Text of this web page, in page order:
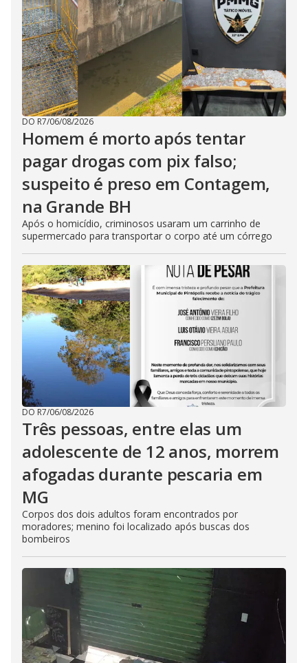
DO R7/06/08/2026
Homem é morto após tentar
pagar drogas com pix falso;
suspeito é preso em Contagem,
na Grande BH
Após o homicídio, criminosos usaram um carrinho de
supermercado para transportar o corpo até um córrego
DO R7/06/08/2026
Três pessoas, entre elas um
adolescente de 12 anos, morrem
afogadas durante pescaria em
MG
Corpos dos dois adultos foram encontrados por
moradores; menino foi localizado após buscas dos
bombeiros